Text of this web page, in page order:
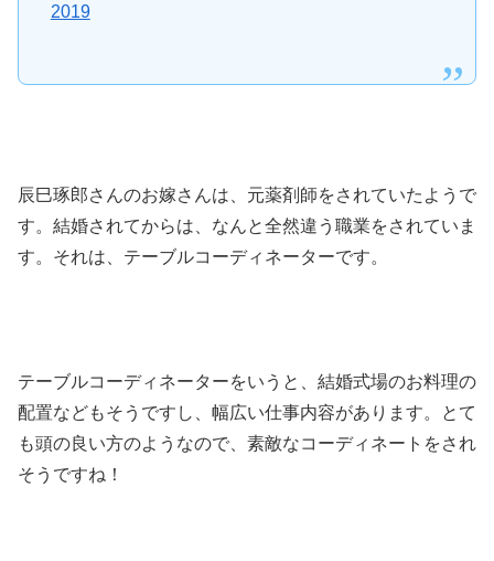
2019
辰巳琢郎さんのお嫁さんは、元薬剤師をされていたようで
す。結婚されてからは、なんと全然違う職業をされていま
す。それは、テーブルコーディネーターです。
テーブルコーディネーターをいうと、結婚式場のお料理の
配置などもそうですし、幅広い仕事内容があります。とて
も頭の良い方のようなので、素敵なコーディネートをされ
そうですね！